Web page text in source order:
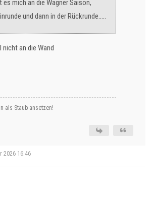
es mich an die Wagner Saison,
und dann in der Rückrunde…..
an die Wand
als Staub ansetzen!
2026 16:46